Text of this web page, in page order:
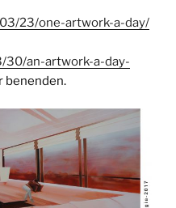
23/one-artwork-a-day/
an-artwork-a-day-
benenden.